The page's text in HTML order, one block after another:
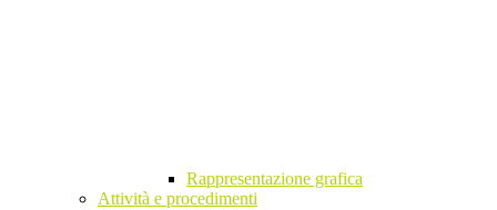
Rappresentazione grafica
Attività e procedimenti